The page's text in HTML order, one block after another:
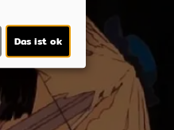
Das ist ok